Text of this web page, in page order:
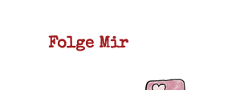
Folge Mir